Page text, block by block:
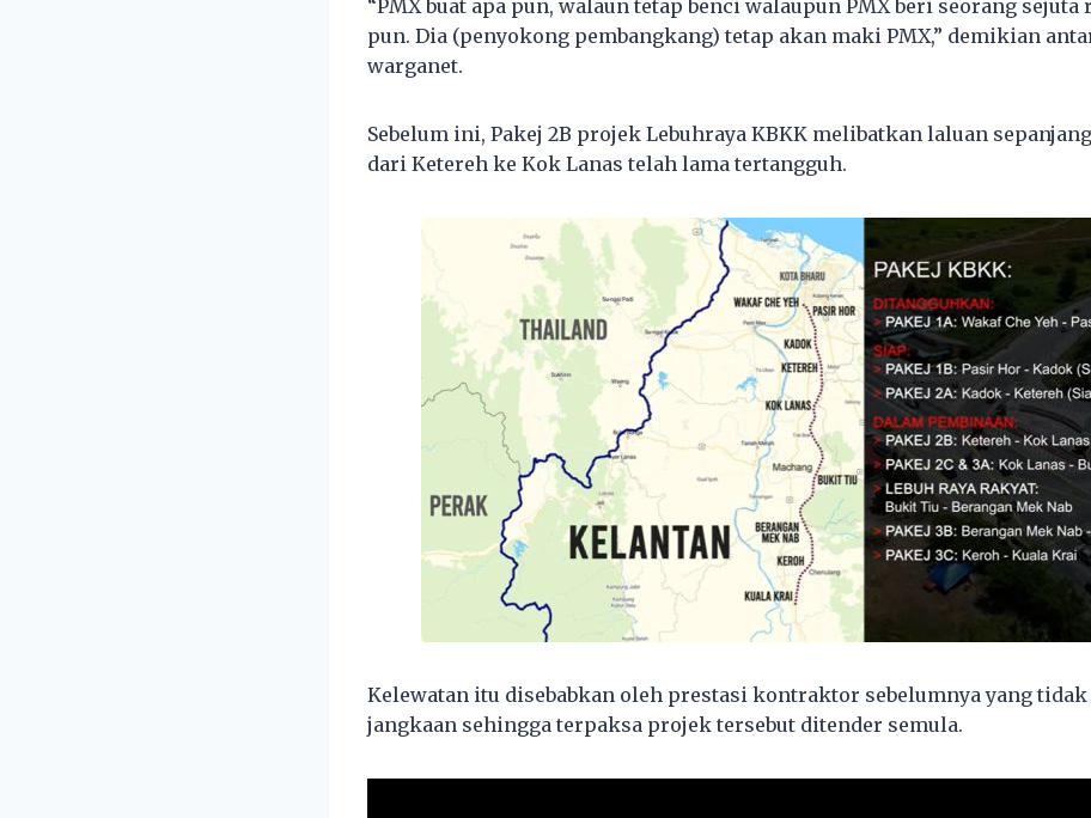
“PMX buat apa pun, walaun tetap benci walaupun PMX beri seorang
pun. Dia (penyokong pembangkang) tetap akan maki PMX,” demikian
warganet.
Sebelum ini, ​Pakej 2B projek Lebuhraya KBKK melibatkan laluan
dari Ketereh ke Kok Lanas telah lama tertangguh.
Kelewatan itu disebabkan oleh prestasi kontraktor sebelumnya yang
jangkaan sehingga terpaksa projek tersebut ditender semula.